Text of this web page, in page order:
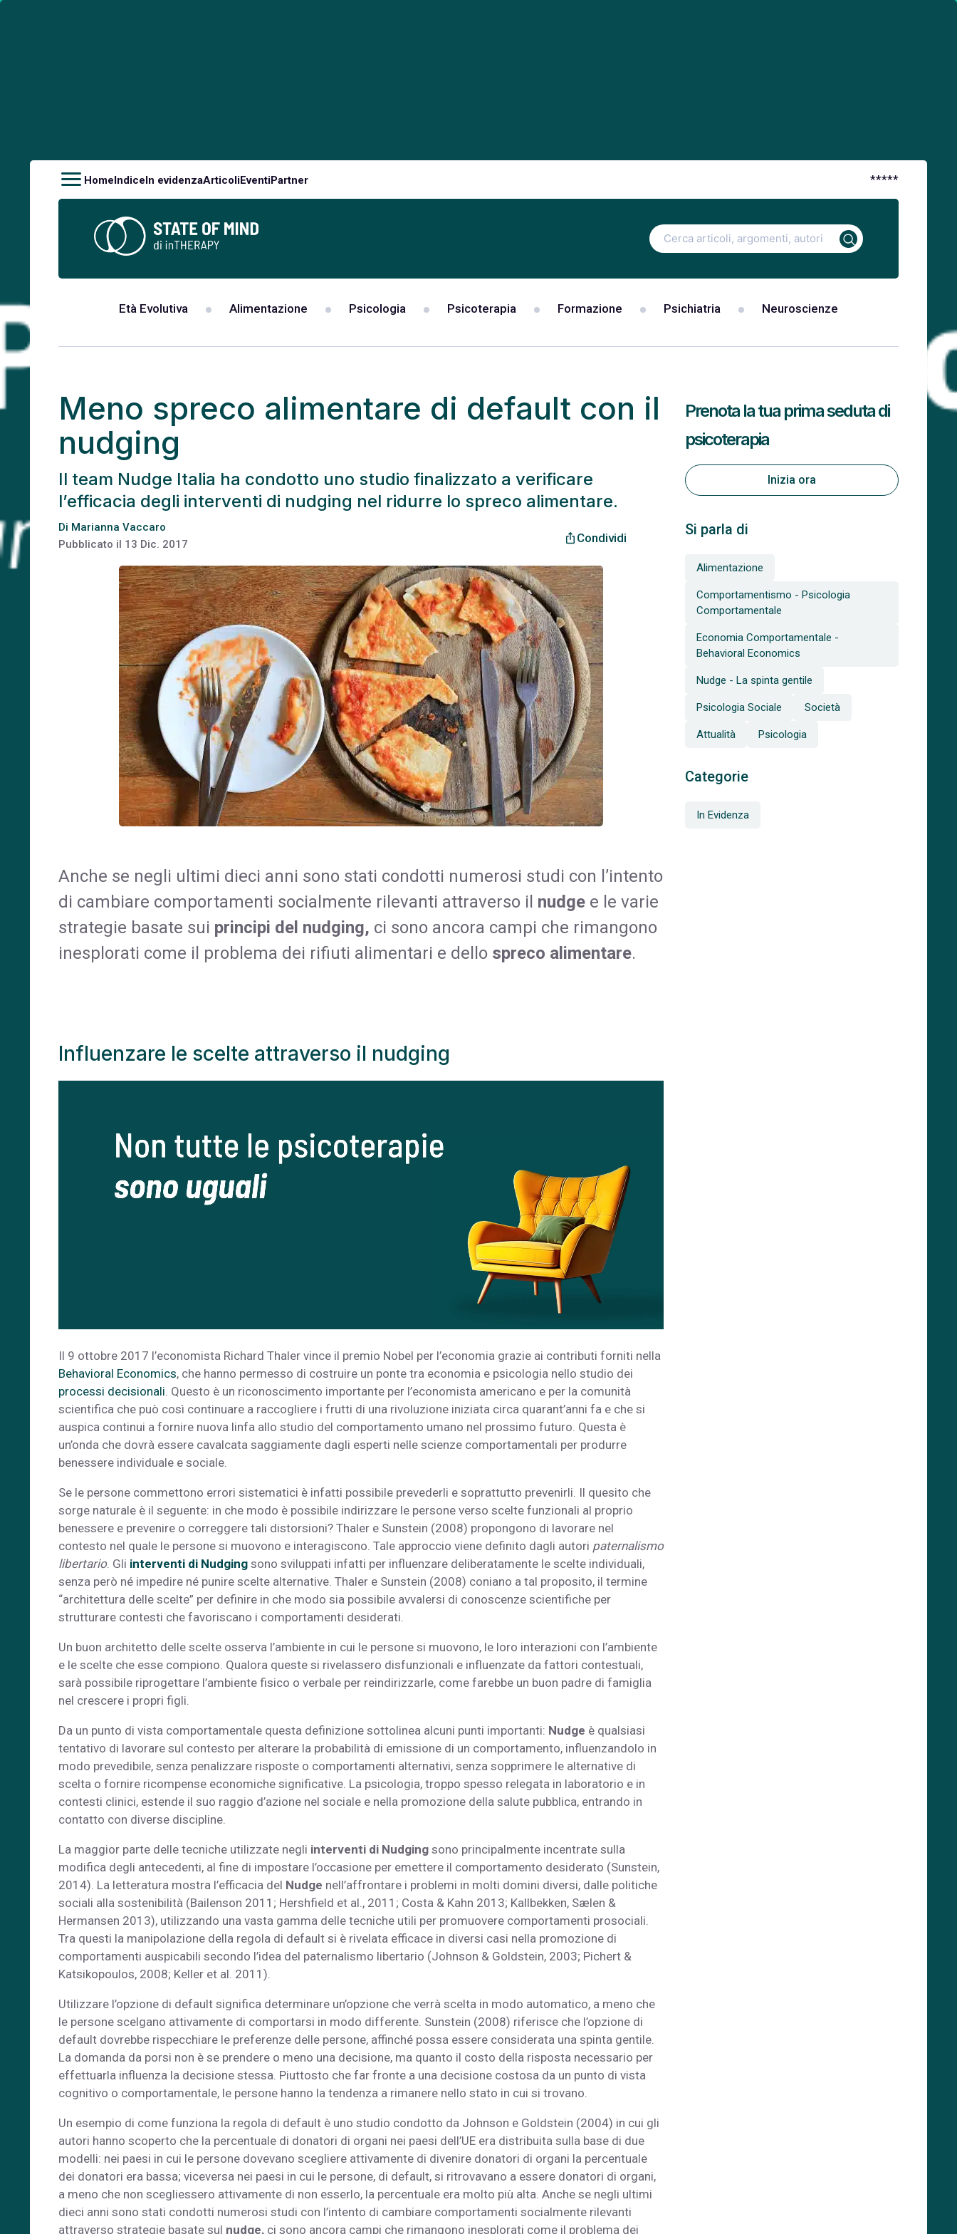
HomeIndiceIn evidenzaArticoliEventiPartner *****
Ricerca
per:
Età Evolutiva Alimentazione Psicologia Psicoterapia Formazione Psichiatria Neuroscienze
Meno spreco alimentare di default con il
nudging
Il team Nudge Italia ha condotto uno studio finalizzato a verificare
l’efficacia degli interventi di nudging nel ridurre lo spreco alimentare.
Di Marianna Vaccaro
Pubblicato il 13 Dic. 2017
ios_share Condividi
Anche se negli ultimi dieci anni sono stati condotti numerosi studi con l’intento
di cambiare comportamenti socialmente rilevanti attraverso il nudge e le varie
strategie basate sui principi del nudging, ci sono ancora campi che rimangono
inesplorati come il problema dei rifiuti alimentari e dello spreco alimentare.
Influenzare le scelte attraverso il nudging
Il 9 ottobre 2017 l’economista Richard Thaler vince il premio Nobel per l’economia grazie ai contributi forniti nella
Behavioral Economics, che hanno permesso di costruire un ponte tra economia e psicologia nello studio dei
processi decisionali. Questo è un riconoscimento importante per l’economista americano e per la comunità
scientifica che può così continuare a raccogliere i frutti di una rivoluzione iniziata circa quarant’anni fa e che si
auspica continui a fornire nuova linfa allo studio del comportamento umano nel prossimo futuro. Questa è
un’onda che dovrà essere cavalcata saggiamente dagli esperti nelle scienze comportamentali per produrre
benessere individuale e sociale.
Se le persone commettono errori sistematici è infatti possibile prevederli e soprattutto prevenirli. Il quesito che
sorge naturale è il seguente: in che modo è possibile indirizzare le persone verso scelte funzionali al proprio
benessere e prevenire o correggere tali distorsioni? Thaler e Sunstein (2008) propongono di lavorare nel
contesto nel quale le persone si muovono e interagiscono. Tale approccio viene definito dagli autori paternalismo
libertario. Gli interventi di Nudging sono sviluppati infatti per influenzare deliberatamente le scelte individuali,
senza però né impedire né punire scelte alternative. Thaler e Sunstein (2008) coniano a tal proposito, il termine
“architettura delle scelte” per definire in che modo sia possibile avvalersi di conoscenze scientifiche per
strutturare contesti che favoriscano i comportamenti desiderati.
Un buon architetto delle scelte osserva l’ambiente in cui le persone si muovono, le loro interazioni con l’ambiente
e le scelte che esse compiono. Qualora queste si rivelassero disfunzionali e influenzate da fattori contestuali,
sarà possibile riprogettare l’ambiente fisico o verbale per reindirizzarle, come farebbe un buon padre di famiglia
nel crescere i propri figli.
Da un punto di vista comportamentale questa definizione sottolinea alcuni punti importanti: Nudge è qualsiasi
tentativo di lavorare sul contesto per alterare la probabilità di emissione di un comportamento, influenzandolo in
modo prevedibile, senza penalizzare risposte o comportamenti alternativi, senza sopprimere le alternative di
scelta o fornire ricompense economiche significative. La psicologia, troppo spesso relegata in laboratorio e in
contesti clinici, estende il suo raggio d’azione nel sociale e nella promozione della salute pubblica, entrando in
contatto con diverse discipline.
La maggior parte delle tecniche utilizzate negli interventi di Nudging sono principalmente incentrate sulla
modifica degli antecedenti, al fine di impostare l’occasione per emettere il comportamento desiderato (Sunstein,
2014). La letteratura mostra l’efficacia del Nudge nell’affrontare i problemi in molti domini diversi, dalle politiche
sociali alla sostenibilità (Bailenson 2011; Hershfield et al., 2011; Costa & Kahn 2013; Kallbekken, Sælen &
Hermansen 2013), utilizzando una vasta gamma delle tecniche utili per promuovere comportamenti prosociali.
Tra questi la manipolazione della regola di default si è rivelata efficace in diversi casi nella promozione di
comportamenti auspicabili secondo l’idea del paternalismo libertario (Johnson & Goldstein, 2003; Pichert &
Katsikopoulos, 2008; Keller et al. 2011).
Utilizzare l’opzione di default significa determinare un’opzione che verrà scelta in modo automatico, a meno che
le persone scelgano attivamente di comportarsi in modo differente. Sunstein (2008) riferisce che l’opzione di
default dovrebbe rispecchiare le preferenze delle persone, affinché possa essere considerata una spinta gentile.
La domanda da porsi non è se prendere o meno una decisione, ma quanto il costo della risposta necessario per
effettuarla influenza la decisione stessa. Piuttosto che far fronte a una decisione costosa da un punto di vista
cognitivo o comportamentale, le persone hanno la tendenza a rimanere nello stato in cui si trovano.
Un esempio di come funziona la regola di default è uno studio condotto da Johnson e Goldstein (2004) in cui gli
autori hanno scoperto che la percentuale di donatori di organi nei paesi dell’UE era distribuita sulla base di due
modelli: nei paesi in cui le persone dovevano scegliere attivamente di divenire donatori di organi la percentuale
dei donatori era bassa; viceversa nei paesi in cui le persone, di default, si ritrovavano a essere donatori di organi,
a meno che non scegliessero attivamente di non esserlo, la percentuale era molto più alta. Anche se negli ultimi
dieci anni sono stati condotti numerosi studi con l’intento di cambiare comportamenti socialmente rilevanti
attraverso strategie basate sul nudge, ci sono ancora campi che rimangono inesplorati come il problema dei
Si parla di
Alimentazione
Comportamentismo - Psicologia
Comportamentale
Economia Comportamentale -
Behavioral Economics
Nudge - La spinta gentile
Psicologia Sociale Società
Attualità Psicologia
Categorie
In Evidenza
Prenota la tua prima seduta di
psicoterapia
Inizia ora